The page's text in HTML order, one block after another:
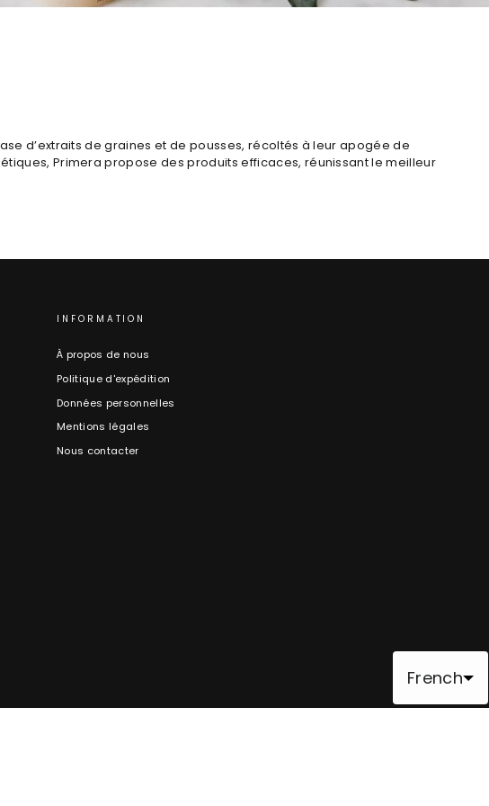
d’extraits de graines et de pousses, récoltés à leur apogée de
Primera propose des produits efficaces, réunissant le meilleur
INFORMATION
À propos de nous
Politique d'expédition
Données personnelles
Mentions légales
Nous contacter
French